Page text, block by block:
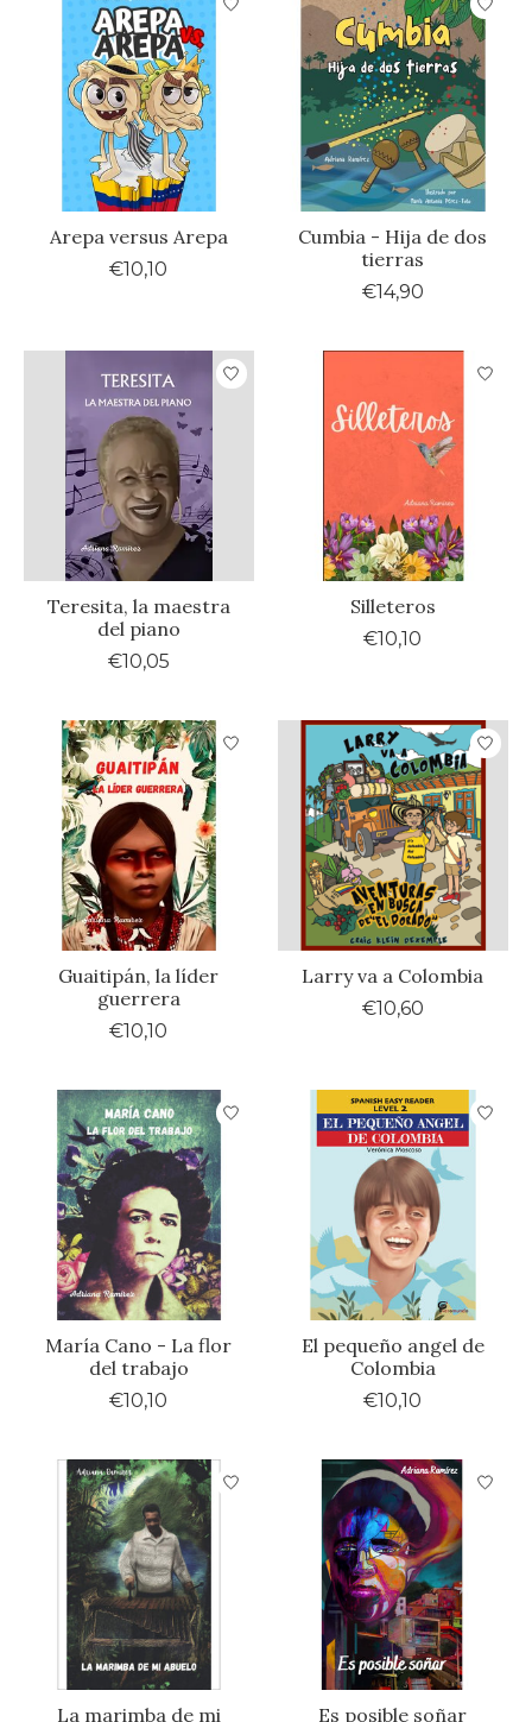
Arepa versus Arepa
€10,10
Cumbia - Hija de dos
tierras
€14,90
Teresita, la maestra
del piano
€10,05
Silleteros
€10,10
Guaitipán, la líder
guerrera
€10,10
Larry va a Colombia
€10,60
María Cano - La flor
del trabajo
€10,10
El pequeño angel de
Colombia
€10,10
La marimba de mi Es posible soñar